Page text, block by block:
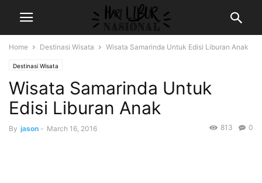
Home Destinasi Wisata Wisata Samarinda Untuk Edisi Liburan Anak
Destinasi Wisata
Wisata Samarinda Untuk
Edisi Liburan Anak
By jason - March 16, 2016 0
813